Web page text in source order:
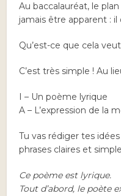
Au baccalauréat, le
jamais être apparent :
Qu’est-ce que cela
C’est très simple ! Au
I – Un poème lyrique
A – L’expression de la
Tu vas rédiger tes
phrases claires et
Ce poème est lyrique.
Tout d’abord, le poète